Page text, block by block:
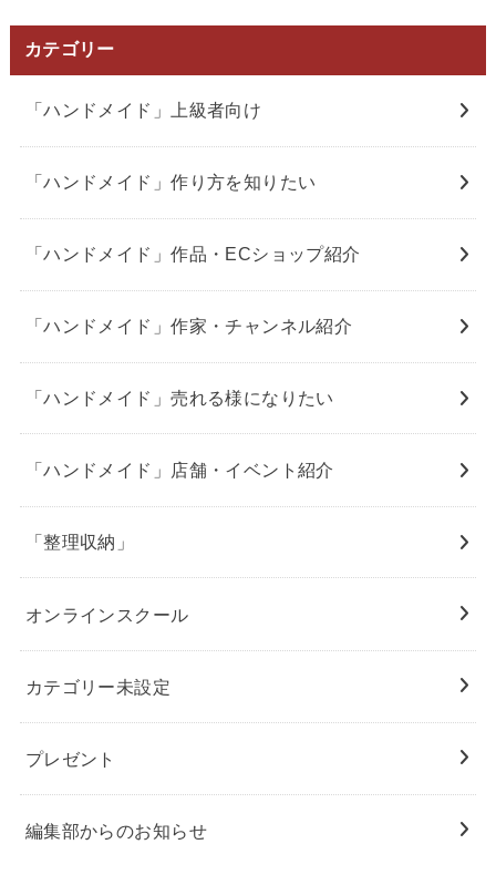
カテゴリー
「ハンドメイド」上級者向け
「ハンドメイド」作り方を知りたい
「ハンドメイド」作品・ECショップ紹介
「ハンドメイド」作家・チャンネル紹介
「ハンドメイド」売れる様になりたい
「ハンドメイド」店舗・イベント紹介
「整理収納」
オンラインスクール
カテゴリー未設定
プレゼント
編集部からのお知らせ